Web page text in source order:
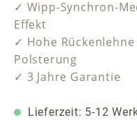
✓ Wipp-Synchron-
Effekt
✓ Hohe
Polsterung
✓ 3 Jahre Garantie
Lieferzeit: 5-12